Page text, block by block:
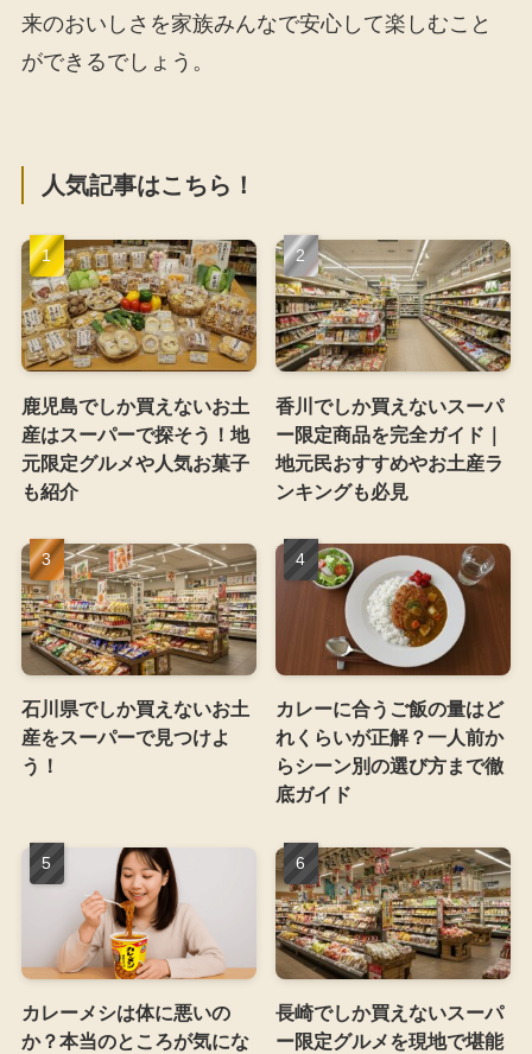
来のおいしさを家族みんなで安心して楽しむこと
ができるでしょう。
人気記事はこちら！
鹿児島でしか買えないお土
産はスーパーで探そう！地
元限定グルメや人気お菓子
も紹介
香川でしか買えないスーパ
ー限定商品を完全ガイド｜
地元民おすすめやお土産ラ
ンキングも必見
石川県でしか買えないお土
産をスーパーで見つけよ
う！
カレーに合うご飯の量はど
れくらいが正解？一人前か
らシーン別の選び方まで徹
底ガイド
カレーメシは体に悪いの
か？本当のところが気にな
長崎でしか買えないスーパ
ー限定グルメを現地で堪能